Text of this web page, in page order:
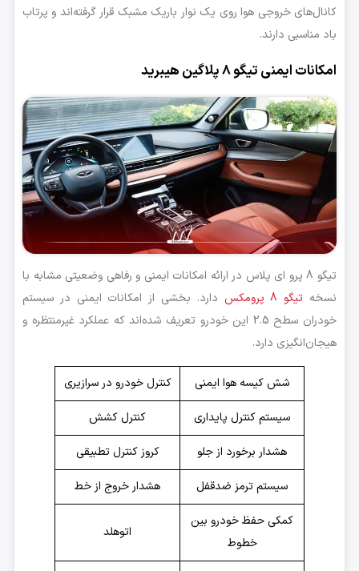
کانال‌های خروجی هوا روی یک نوار باریک مشبک قرار گرفته‌اند و پرتاب
باد مناسبی دارند.
امکانات ایمنی تیگو 8 پلاگین هیبرید
تیگو 8 پرو ای پلاس در ارائه امکانات ایمنی و رفاهی وضعیتی مشابه با
نسخه تیگو 8 پرومکس
دارد. بخشی از امکانات ایمنی در سیستم
خودران سطح 2.5 این خودرو تعریف شده‌اند که عملکرد غیرمنتظره و
هیجان‌انگیزی دارد.
شش کیسه هوا ایمنی کنترل خودرو در سرازیری
سیستم کنترل پایداری کنترل کشش
هشدار برخورد از جلو کروز کنترل تطبیقی
سیستم ترمز ضدقفل هشدار خروج از خط
کمکی حفظ خودرو بین
خطوط
اتوهلد